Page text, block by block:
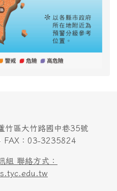
竹區大竹路國中巷35號
FAX：03-3235824
組 聯絡方式：